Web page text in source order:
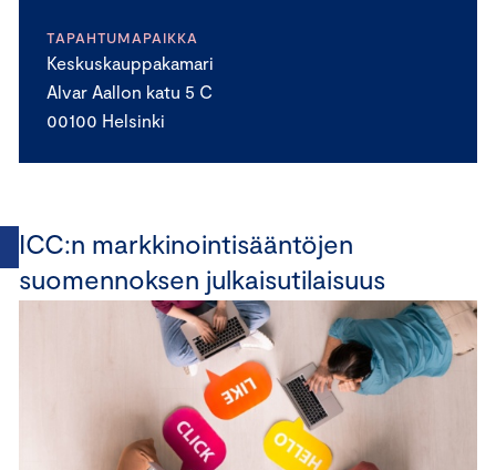
TAPAHTUMAPAIKKA
Keskuskauppakamari
Alvar Aallon katu 5 C
00100 Helsinki
ICC:n markkinointisääntöjen
suomennoksen julkaisutilaisuus